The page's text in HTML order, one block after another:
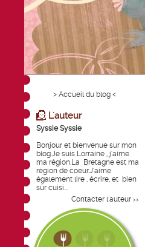
> Accueil du blog <
L'auteur
Syssie Syssie
Bonjour et bienvenue sur mon
blog.Je suis Lorraine , j'aime
ma région.La Bretagne est ma
région de coeur.J'aime
également lire , écrire, et bien
sûr cuisi...
Contacter l'auteur >>